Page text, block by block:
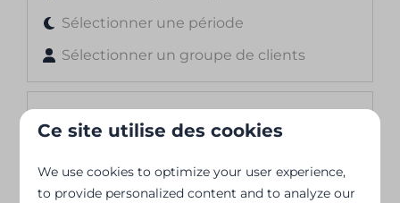
Sélectionner une période
Sélectionner un groupe de clients
Filtres Sélectionnez
Ce site utilise des cookies
We use cookies to optimize your user experience,
to provide personalized content and to analyze our